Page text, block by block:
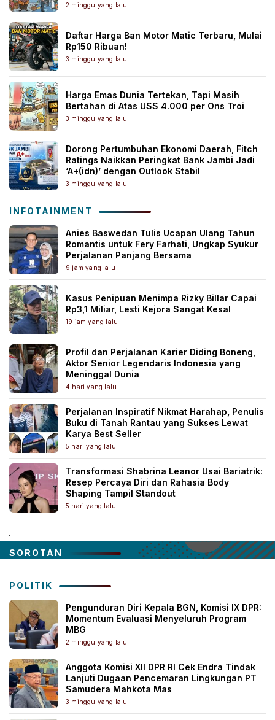
2 minggu yang lalu
Daftar Harga Ban Motor Matic Terbaru, Mulai
Rp150 Ribuan!
3 minggu yang lalu
Harga Emas Dunia Tertekan, Tapi Masih
Bertahan di Atas US$ 4.000 per Ons Troi
3 minggu yang lalu
Dorong Pertumbuhan Ekonomi Daerah, Fitch
Ratings Naikkan Peringkat Bank Jambi Jadi
‘A+(idn)’ dengan Outlook Stabil
3 minggu yang lalu
INFOTAINMENT
Anies Baswedan Tulis Ucapan Ulang Tahun
Romantis untuk Fery Farhati, Ungkap Syukur
Perjalanan Panjang Bersama
9 jam yang lalu
Kasus Penipuan Menimpa Rizky Billar Capai
Rp3,1 Miliar, Lesti Kejora Sangat Kesal
19 jam yang lalu
Profil dan Perjalanan Karier Diding Boneng,
Aktor Senior Legendaris Indonesia yang
Meninggal Dunia
4 hari yang lalu
Perjalanan Inspiratif Nikmat Harahap, Penulis
Buku di Tanah Rantau yang Sukses Lewat
Karya Best Seller
5 hari yang lalu
Transformasi Shabrina Leanor Usai Bariatrik:
Resep Percaya Diri dan Rahasia Body
Shaping Tampil Standout
5 hari yang lalu
.
SOROTAN
POLITIK
Pengunduran Diri Kepala BGN, Komisi IX DPR:
Momentum Evaluasi Menyeluruh Program
MBG
2 minggu yang lalu
Anggota Komisi XII DPR RI Cek Endra Tindak
Lanjuti Dugaan Pencemaran Lingkungan PT
Samudera Mahkota Mas
3 minggu yang lalu